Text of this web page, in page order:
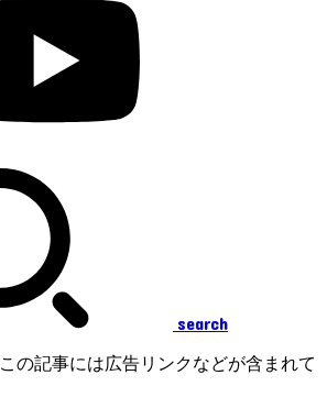
search
この記事には広告リンクなどが含まれて